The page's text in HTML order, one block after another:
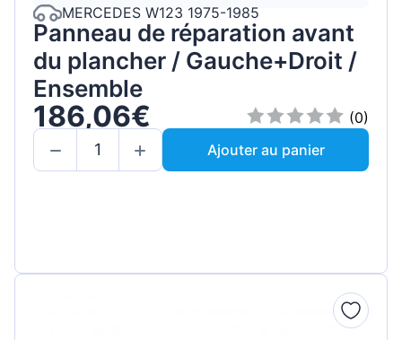
MERCEDES W123 1975-1985
Panneau de réparation avant
du plancher / Gauche+Droit /
Ensemble
186,06€
(0)
Ajouter au panier